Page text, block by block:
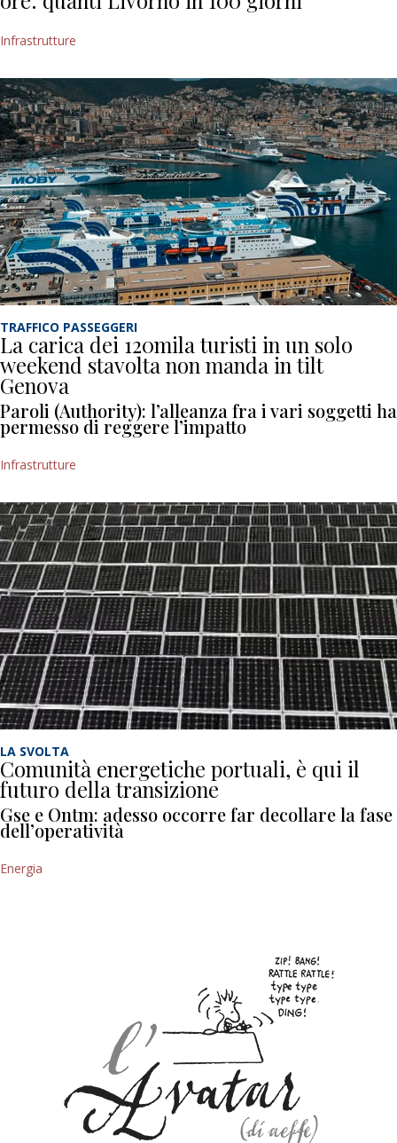
Infrastrutture
TRAFFICO PASSEGGERI
La carica dei 120mila turisti in un solo
weekend stavolta non manda in tilt
Genova
Paroli (Authority): l’alleanza fra i vari soggetti ha
permesso di reggere l’impatto
Infrastrutture
LA SVOLTA
Comunità energetiche portuali, è qui il
futuro della transizione
Gse e Ontm: adesso occorre far decollare la fase
dell’operatività
Energia